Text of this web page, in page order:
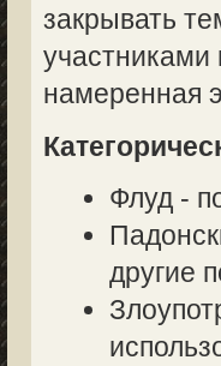
закрывать
участниками
намеренная
Флуд -
другие